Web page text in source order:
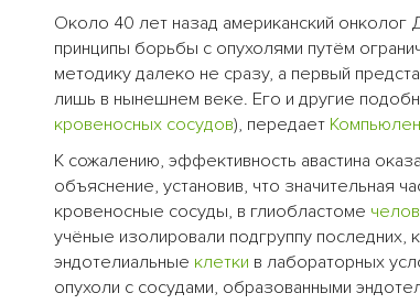
Около 40 лет назад американский
принципы борьбы с опухолями путём
методику далеко не сразу, а первый
лишь в нынешнем веке. Его и другие
кровеносных сосудов), передает
К сожалению, эффективность авастина
объяснение, установив, что значительная
кровеносные сосуды, в глиобластоме
учёные изолировали подгруппу последних,
эндотелиальные клетки в лабораторных
опухоли с сосудами, образованными